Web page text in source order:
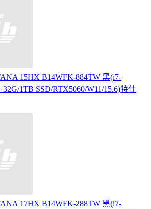
15HX B14WFK-884TW 黑(i7-
1TB SSD/RTX5060/W11/15.6)特仕
17HX B14WFK-288TW 黑(i7-